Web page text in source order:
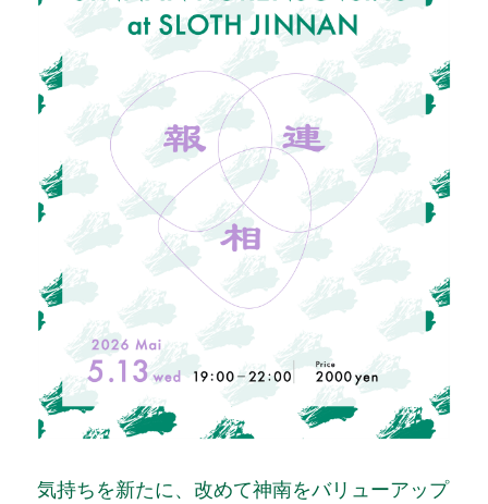
気持ちを新たに、改めて神南をバリューアップ